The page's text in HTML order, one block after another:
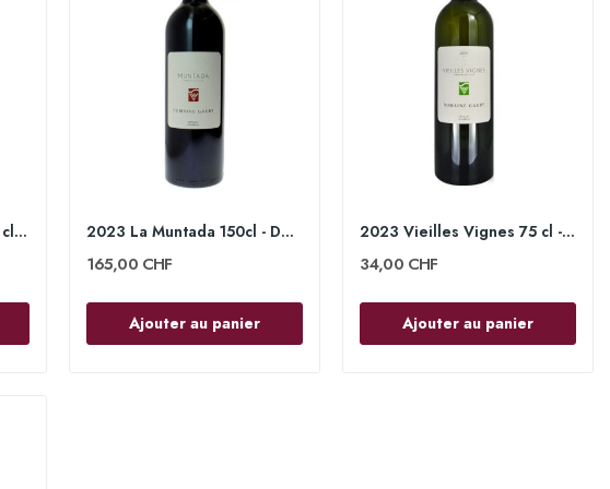
2023 Vieilles Vignes 150 cl - Domaine Gauby 2023 La Muntada 150cl - Domaine Gauby
165,00 CHF
Ajouter au panier
2023 Vieilles Vignes 75 cl - Domaine Gauby
34,00 CHF
Ajouter au panier